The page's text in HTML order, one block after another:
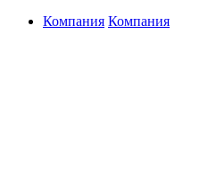
Компания Компания